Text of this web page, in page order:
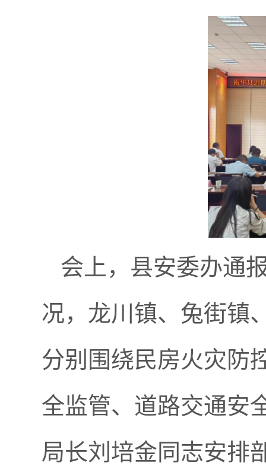
会上，县安委办通
况，龙川镇、兔街镇
分别围绕民房火灾防
全监管、道路交通安
局长刘培金同志安排